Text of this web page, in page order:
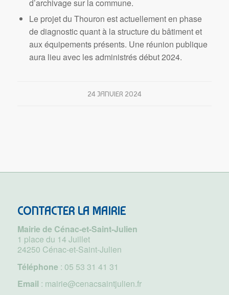
d’archivage sur la commune.
Le projet du Thouron est actuellement en phase
de diagnostic quant à la structure du bâtiment et
aux équipements présents. Une réunion publique
aura lieu avec les administrés début 2024.
24 JANVIER 2024
CONTACTER LA MAIRIE
Mairie de Cénac-et-Saint-Julien
1 place du 14 Juillet
24250 Cénac-et-Saint-Julien
Téléphone : 05 53 31 41 31
Email : mairie@cenacsaintjulien.fr